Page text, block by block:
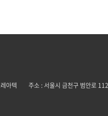
아텍 주소 : 서울시 금천구 범안로